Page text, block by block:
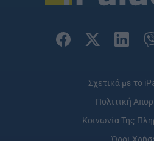
Σχετικά με το
Πολιτική
Κοινωνία Της